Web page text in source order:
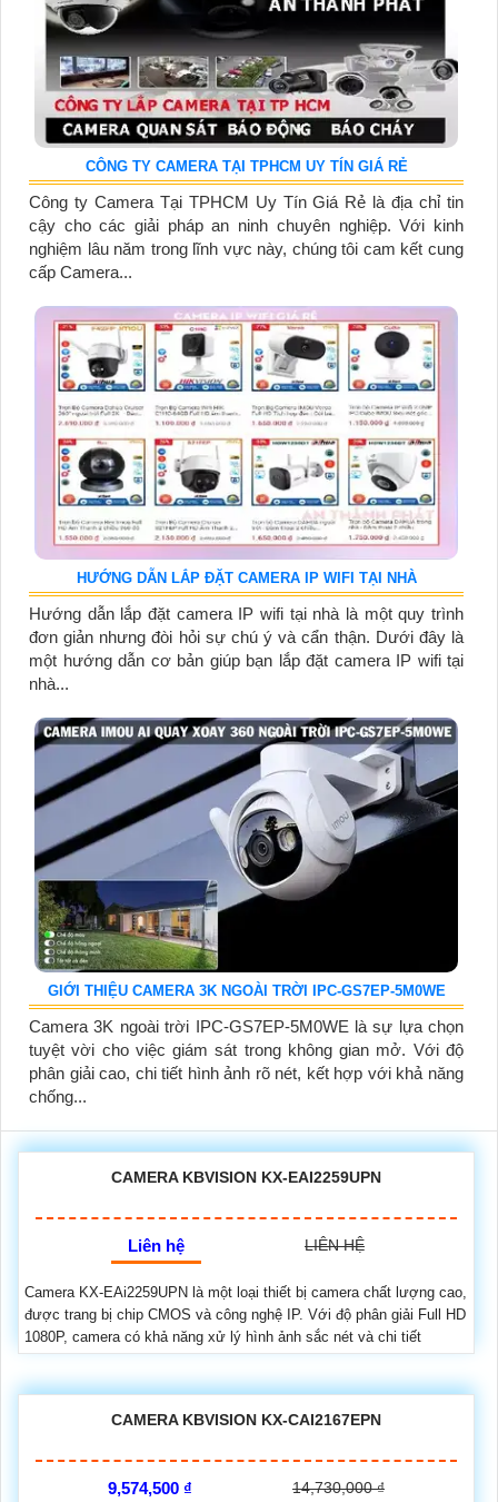
CÔNG TY CAMERA TẠI TPHCM UY TÍN GIÁ RẺ
Công ty Camera Tại TPHCM Uy Tín Giá Rẻ là địa chỉ tin
cậy cho các giải pháp an ninh chuyên nghiệp. Với kinh
nghiệm lâu năm trong lĩnh vực này, chúng tôi cam kết cung
cấp Camera...
HƯỚNG DẪN LẮP ĐẶT CAMERA IP WIFI TẠI NHÀ
Hướng dẫn lắp đặt camera IP wifi tại nhà là một quy trình
đơn giản nhưng đòi hỏi sự chú ý và cẩn thận. Dưới đây là
một hướng dẫn cơ bản giúp bạn lắp đặt camera IP wifi tại
nhà...
GIỚI THIỆU CAMERA 3K NGOÀI TRỜI IPC-GS7EP-5M0WE
Camera 3K ngoài trời IPC-GS7EP-5M0WE là sự lựa chọn
tuyệt vời cho việc giám sát trong không gian mở. Với độ
phân giải cao, chi tiết hình ảnh rõ nét, kết hợp với khả năng
chống...
CAMERA KBVISION KX-EAI2259UPN
Liên hệ LIÊN HỆ
Camera KX-EAi2259UPN là một loại thiết bị camera chất lượng cao,
được trang bị chip CMOS và công nghệ IP. Với độ phân giải Full HD
1080P, camera có khả năng xử lý hình ảnh sắc nét và chi tiết
CAMERA KBVISION KX-CAI2167EPN
9,574,500 ₫ 14,730,000 ₫